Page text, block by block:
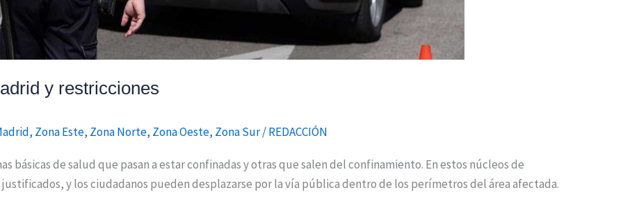
y restricciones
, Zona Este, Zona Norte, Zona Oeste, Zona Sur/REDACCIÓN
básicas de salud que pasan a estar confinadas y otras que salen del confinamiento. En estos núcleos de
y los ciudadanos pueden desplazarse por la vía pública dentro de los perímetros del área afectada.